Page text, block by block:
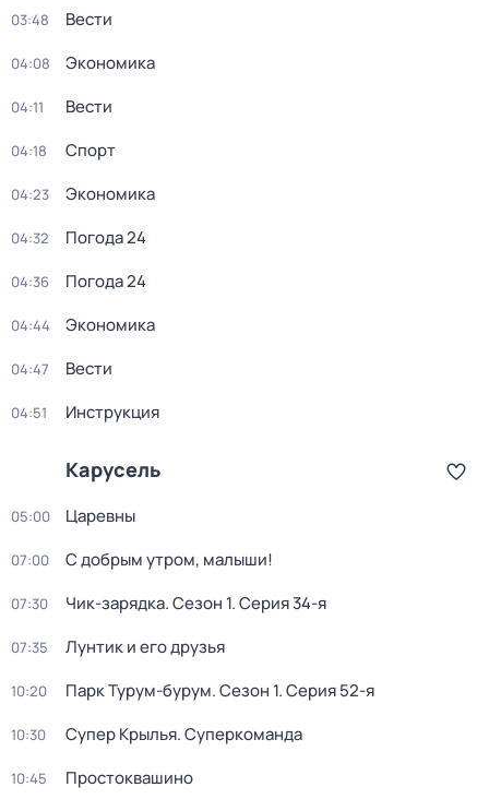
03:48 Вести
04:08 Экономика
04:11 Вести
04:18 Спорт
04:23 Экономика
04:32 Погода 24
04:36 Погода 24
04:44 Экономика
04:47 Вести
04:51 Инструкция
Карусель
05:00 Царевны
07:00 С добрым утром, малыши!
07:30 Чик-зарядка. Сезон 1. Серия 34-я
07:35 Лунтик и его друзья
10:20 Парк Турум-бурум. Сезон 1. Серия 52-я
10:30 Супер Крылья. Суперкоманда
10:45 Простоквашино